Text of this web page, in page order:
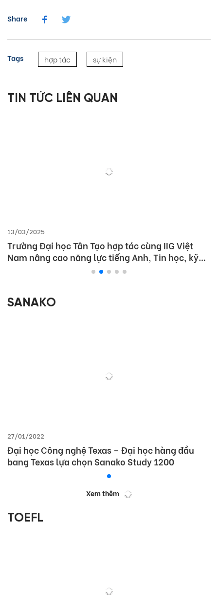
Share
Tags hợp tác sự kiện
TIN TỨC LIÊN QUAN
13/03/2025
Trường Đại học Tân Tạo hợp tác cùng IIG Việt
Nam nâng cao năng lực tiếng Anh, Tin học, kỹ
năng khởi nghiệp cho học sinh theo tiêu chuẩn
SANAKO
27/01/2022
Đại học Công nghệ Texas – Đại học hàng đầu
bang Texas lựa chọn Sanako Study 1200
Xem thêm
TOEFL